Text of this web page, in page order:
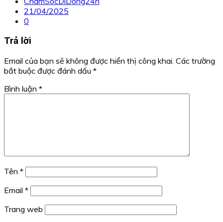
21/04/2025
0
Trả lời
Email của bạn sẽ không được hiển thị công khai. Các trường
bắt buộc được đánh dấu *
Bình luận *
Tên *
Email *
Trang web